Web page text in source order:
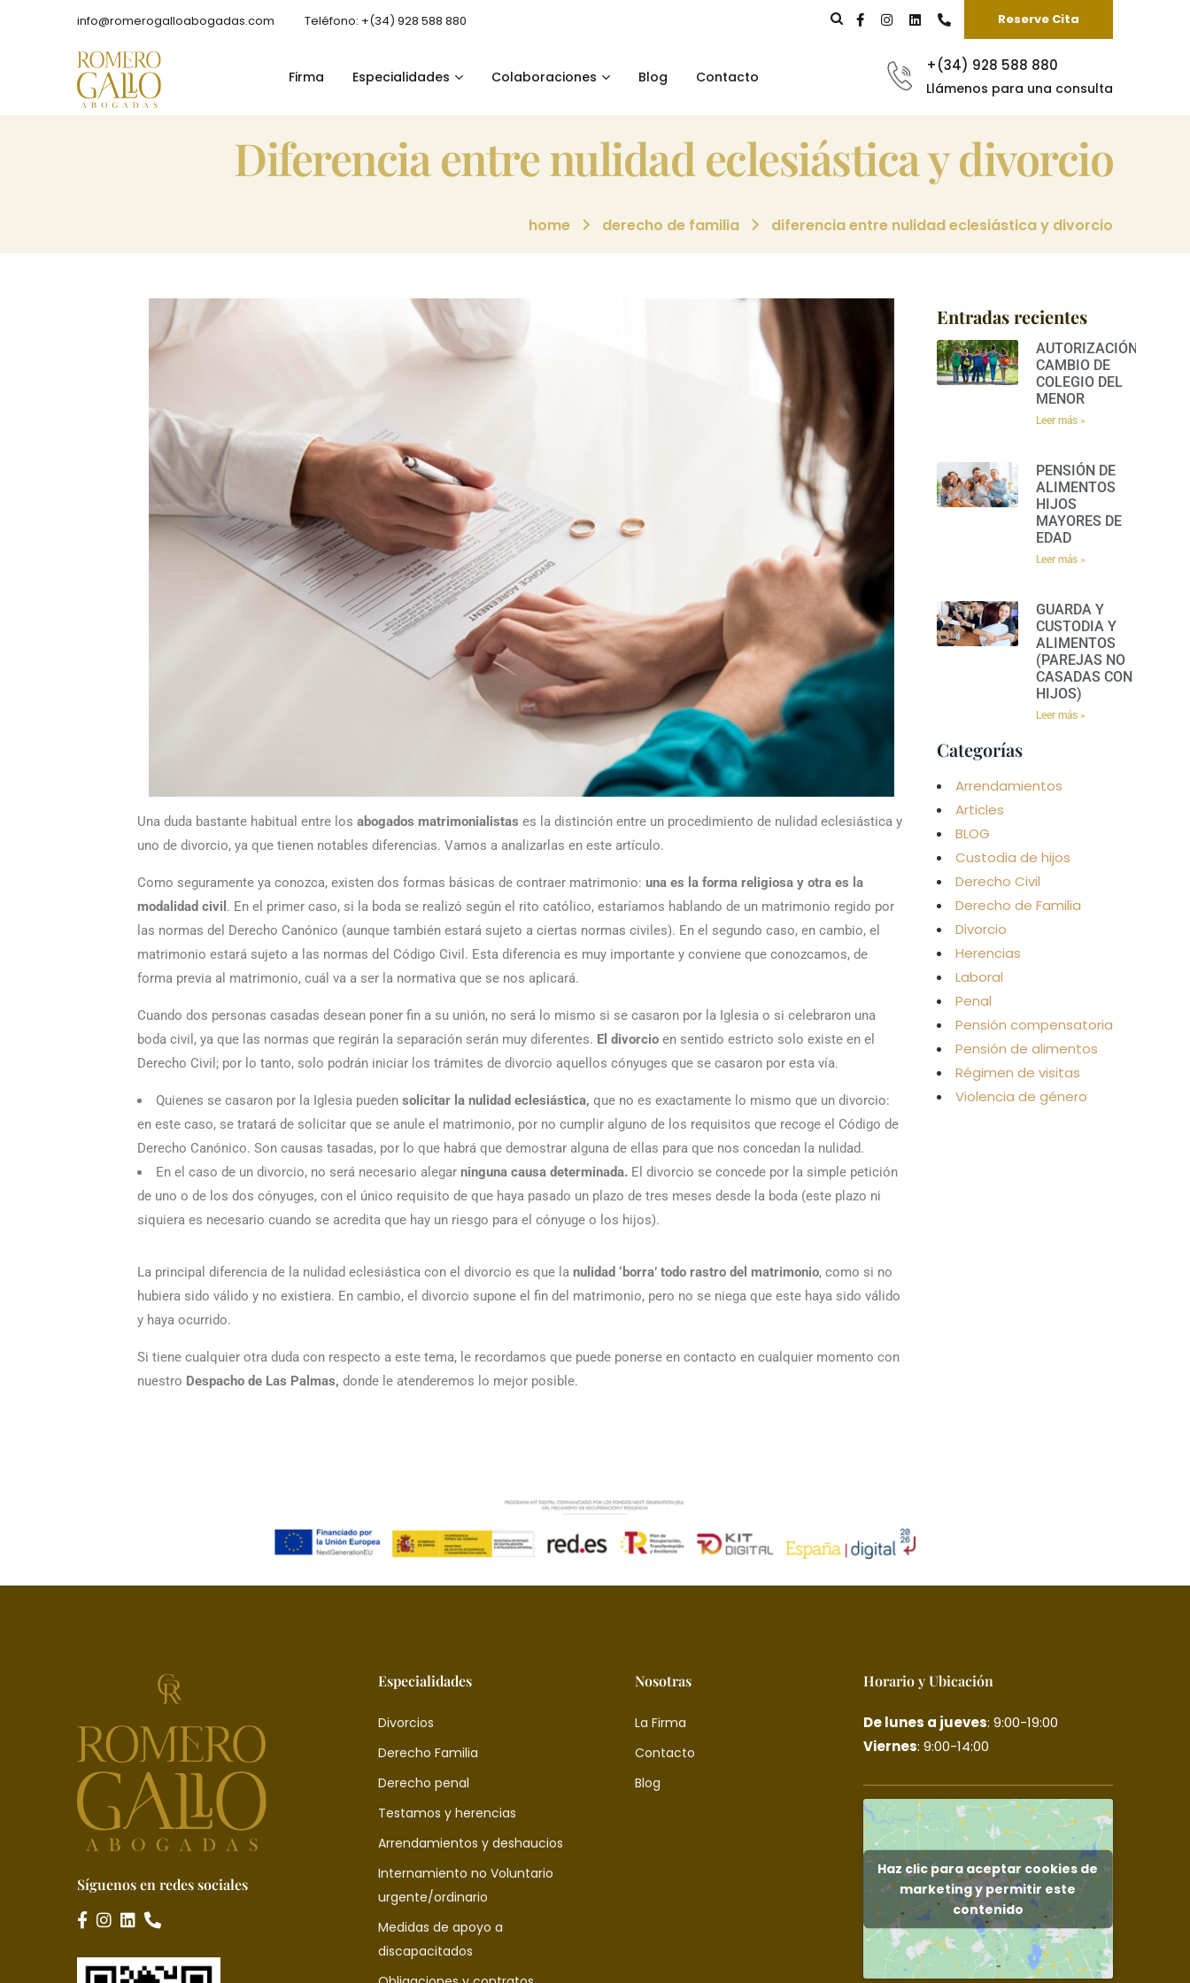
info@romerogalloabogadas.com Teléfono: +(34) 928 588 880 Reserve Cita
Firma Especialidades Colaboraciones Blog Contacto
+(34) 928 588 880
Llámenos para una consulta
diferencia entre nulidad eclesiástica y divorcio
home derecho de familia diferencia entre nulidad eclesiástica y divorcio
Una duda bastante habitual entre los abogados matrimonialistas es la distinción entre un procedimiento de nulidad eclesiástica y
uno de divorcio, ya que tienen notables diferencias. Vamos a analizarlas en este artículo.
Como seguramente ya conozca, existen dos formas básicas de contraer matrimonio: una es la forma religiosa y otra es la
modalidad civil . En el primer caso, si la boda se realizó según el rito católico, estaríamos hablando de un matrimonio regido por
las normas del Derecho Canónico (aunque también estará sujeto a ciertas normas civiles). En el segundo caso, en cambio, el
matrimonio estará sujeto a las normas del Código Civil. Esta diferencia es muy importante y conviene que conozcamos, de
forma previa al matrimonio, cuál va a ser la normativa que se nos aplicará.
Cuando dos personas casadas desean poner fin a su unión, no será lo mismo si se casaron por la Iglesia o si celebraron una
boda civil, ya que las normas que regirán la separación serán muy diferentes. El divorcio en sentido estricto solo existe en el
Derecho Civil; por lo tanto, solo podrán iniciar los trámites de divorcio aquellos cónyuges que se casaron por esta vía.
Quienes se casaron por la Iglesia pueden solicitar la nulidad eclesiástica, que no es exactamente lo mismo que un divorcio:
en este caso, se tratará de solicitar que se anule el matrimonio, por no cumplir alguno de los requisitos que recoge el Código de
Derecho Canónico. Son causas tasadas, por lo que habrá que demostrar alguna de ellas para que nos concedan la nulidad.
En el caso de un divorcio, no será necesario alegar ninguna causa determinada. El divorcio se concede por la simple petición
de uno o de los dos cónyuges, con el único requisito de que haya pasado un plazo de tres meses desde la boda (este plazo ni
siquiera es necesario cuando se acredita que hay un riesgo para el cónyuge o los hijos).
La principal diferencia de la nulidad eclesiástica con el divorcio es que la nulidad ‘borra’ todo rastro del matrimonio, como si no
hubiera sido válido y no existiera. En cambio, el divorcio supone el fin del matrimonio, pero no se niega que este haya sido válido
y haya ocurrido.
Si tiene cualquier otra duda con respecto a este tema, le recordamos que puede ponerse en contacto en cualquier momento con
nuestro Despacho de Las Palmas, donde le atenderemos lo mejor posible.
Entradas recientes
AUTORIZACIÓN
CAMBIO DE
COLEGIO DEL
MENOR
Leer más »
PENSIÓN DE
ALIMENTOS
HIJOS
MAYORES DE
EDAD
Leer más »
GUARDA Y
CUSTODIA Y
ALIMENTOS
(PAREJAS NO
CASADAS CON
HIJOS)
Leer más »
Categorías
Arrendamientos
Articles
BLOG
Custodia de hijos
Derecho Civil
Derecho de Familia
Divorcio
Herencias
Laboral
Penal
Pensión compensatoria
Pensión de alimentos
Régimen de visitas
Violencia de género
Síguenos en redes sociales
Especialidades
Divorcios
Derecho Familia
Derecho penal
Testamos y herencias
Arrendamientos y deshaucios
Internamiento no Voluntario
urgente/ordinario
Medidas de apoyo a
discapacitados
Nosotras
La Firma
Contacto
Blog
Horario y Ubicación
De lunes a jueves: 9:00-19:00
Viernes: 9:00-14:00
Haz clic para aceptar cookies de
marketing y permitir este
contenido